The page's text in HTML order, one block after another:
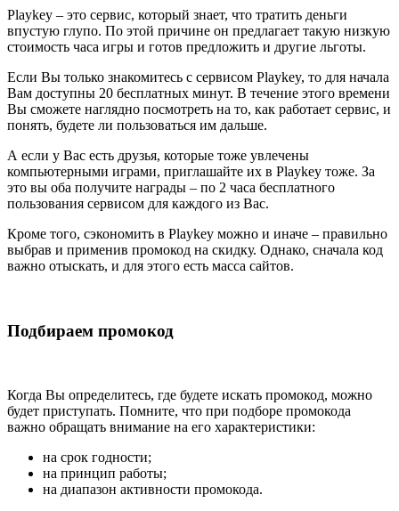
Playkey – это сервис, который знает, что тратить деньги
впустую глупо. По этой причине он предлагает такую низкую
стоимость часа игры и готов предложить и другие льготы.
Если Вы только знакомитесь с сервисом Playkey, то для начала
Вам доступны 20 бесплатных минут. В течение этого времени
Вы сможете наглядно посмотреть на то, как работает сервис, и
понять, будете ли пользоваться им дальше.
А если у Вас есть друзья, которые тоже увлечены
компьютерными играми, приглашайте их в Playkey тоже. За
это вы оба получите награды – по 2 часа бесплатного
пользования сервисом для каждого из Вас.
Кроме того, сэкономить в Playkey можно и иначе – правильно
выбрав и применив промокод на скидку. Однако, сначала код
важно отыскать, и для этого есть масса сайтов.
Подбираем промокод
Когда Вы определитесь, где будете искать промокод, можно
будет приступать. Помните, что при подборе промокода
важно обращать внимание на его характеристики:
на срок годности;
на принцип работы;
на диапазон активности промокода.